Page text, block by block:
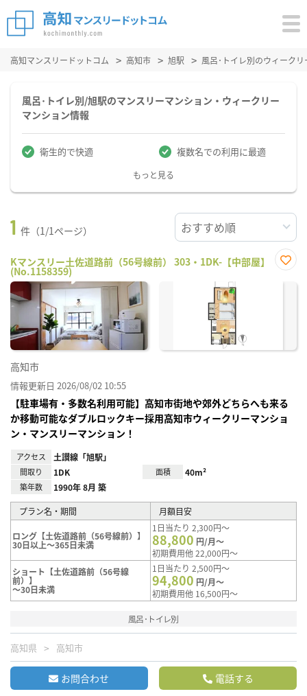
高知マンスリードットコム 高知市 旭駅 風呂･トイレ別のウィーク
風呂･トイレ別/旭駅のマンスリーマンション・ウィークリー
マンション情報
衛生的で快適 複数名での利用に最適
もっと見る
1 件（1/1ページ）
Kマンスリー土佐道路前（56号線前） 303・1DK-【中部屋】
(No.1158359)
に入
高知市
情報更新日 2026/08/02 10:55
【駐車場有・多数名利用可能】高知市街地や郊外どちらへも来る
か移動可能なダブルロックキー採用高知市ウィークリーマンショ
ン・マンスリーマンション！
アクセス 土讃線「旭駅」
間取り 1DK 面積 40m²
築年数 1990年 8月 築
プラン名・期間 月額目安
ロング【土佐道路前（56号線前）】
30日以上～365日未満
1日当たり 2,300円～
88,800 円/月～
初期費用他 22,000円～
ショート【土佐道路前（56号線
前）】
～30日未満
1日当たり 2,500円～
94,800 円/月～
初期費用他 16,500円～
風呂･トイレ別
高知県 高知市
お問合わせ 電話する